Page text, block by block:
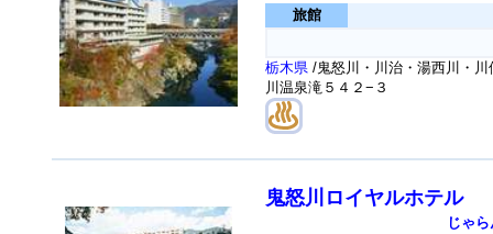
旅館
栃木県 /鬼怒川・川治・湯西川・
川温泉滝５４２−３
鬼怒川ロイヤルホテル
じゃ